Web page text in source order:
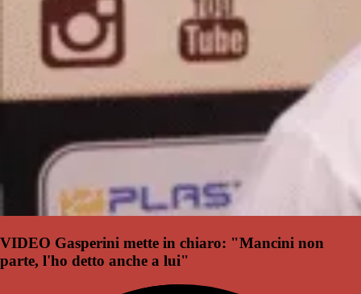
VIDEO Gasperini mette in chiaro: "Mancini non
parte, l'ho detto anche a lui"